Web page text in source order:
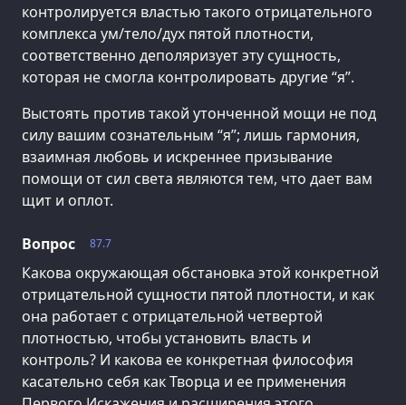
контролируется властью такого отрицательного
комплекса ум/тело/дух пятой плотности,
соответственно деполяризует эту сущность,
которая не смогла контролировать другие “я”.
Выстоять против такой утонченной мощи не под
силу вашим сознательным “я”; лишь гармония,
взаимная любовь и искреннее призывание
помощи от сил света являются тем, что дает вам
щит и оплот.
87.7
Вопрос
Какова окружающая обстановка этой конкретной
отрицательной сущности пятой плотности, и как
она работает с отрицательной четвертой
плотностью, чтобы установить власть и
контроль? И какова ее конкретная философия
касательно себя как Творца и ее применения